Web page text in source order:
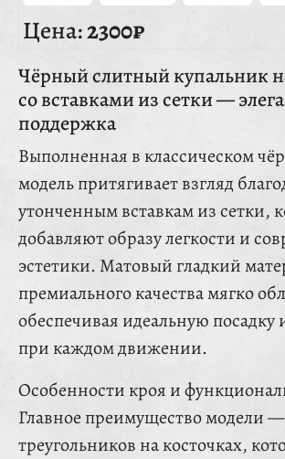
Цена:2300₽
Чёрный слитный купальник
со вставками из сетки —
поддержка
Выполненная в классическом
модель притягивает взгляд
утонченным вставкам из сетки,
добавляют образу легкости и
эстетики. Матовый гладкий
премиального качества мягко
обеспечивая идеальную посадку
при каждом движении.
Особенности кроя и
Главное преимущество модели
треугольников на косточках,